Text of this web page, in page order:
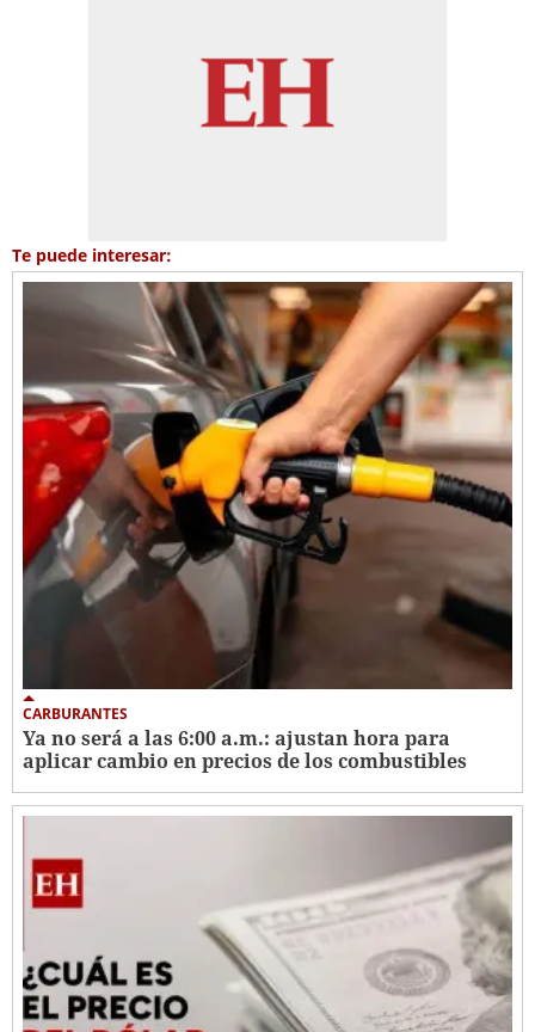
Te puede interesar:
CARBURANTES
Ya no será a las 6:00 a.m.: ajustan hora para
aplicar cambio en precios de los combustibles